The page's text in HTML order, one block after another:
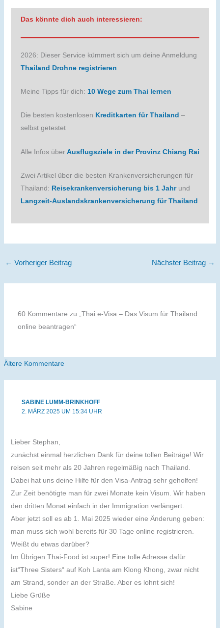
Das könnte dich auch interessieren:
2026: Dieser Service kümmert sich um deine Anmeldung
Thailand Drohne registrieren
Meine Tipps für dich: 10 Wege zum Thai lernen
Die besten kostenlosen Kreditkarten für Thailand –
selbst getestet
Alle Infos überAusflugsziele in der Provinz Chiang Rai
Zwei Artikel über die besten Krankenversicherungen für
Thailand: Reisekrankenversicherung bis 1 Jahrund
Langzeit-Auslandskrankenversicherung für Thailand
← Vorheriger Beitrag Nächster Beitrag →
60 Kommentare zu „Thai e-Visa – Das Visum für Thailand
online beantragen“
Neuere
Ältere Kommentare
SABINE LUMM-BRINKHOFF
2. MÄRZ 2025 UM 15:34 UHR
Lieber Stephan,
zunächst einmal herzlichen Dank für deine tollen Beiträge! Wir
reisen seit mehr als 20 Jahren regelmäßig nach Thailand.
Dabei hat uns deine Hilfe für den Visa-Antrag sehr geholfen!
Zur Zeit benötigte man für zwei Monate kein Visum. Wir haben
den dritten Monat einfach in der Immigration verlängert.
Aber jetzt soll es ab 1. Mai 2025 wieder eine Änderung geben:
man muss sich wohl bereits für 30 Tage online registrieren.
Weißt du etwas darüber?
Im Übrigen Thai-Food ist super! Eine tolle Adresse dafür
ist“Three Sisters“ auf Koh Lanta am Klong Khong, zwar nicht
am Strand, sonder an der Straße. Aber es lohnt sich!
Liebe Grüße
Sabine